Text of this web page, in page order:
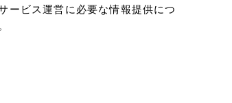
ービス運営に必要な情報提供につ